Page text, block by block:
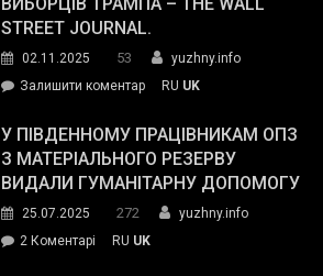
STREET JOURNAL.
02.11.2025 53
yuzhny.info
Залишити коментарon
завойовує
симпатії
виборців
The
RU UK
У ПІВДЕННОМУ ПРАЦІВНИКАМ ОПЗ
З МАТЕРІАЛЬНОГО РЕЗЕРВУ
ВИДАЛИ ГУМАНІТАРНУ ДОПОМОГУ
25.07.2025 272
yuzhny.info
2 Коментарі
RU UK